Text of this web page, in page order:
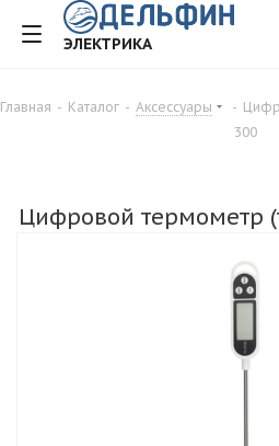
ЭЛЕКТРИКА
Главная - Каталог - Аксессуары -
300
Цифровой термометр